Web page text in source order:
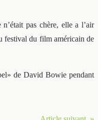
pas chère, elle a l’air
festival du film américain de
de David Bowie pendant